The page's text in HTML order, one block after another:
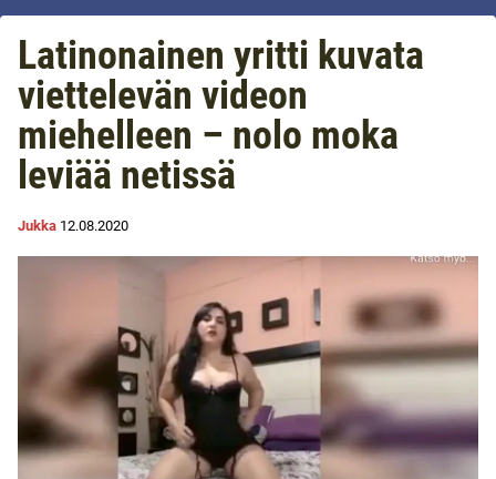
Latinonainen yritti kuvata
viettelevän videon
miehelleen – nolo moka
leviää netissä
Jukka 12.08.2020